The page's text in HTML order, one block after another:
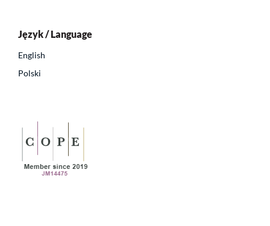
Język / Language
English
Polski